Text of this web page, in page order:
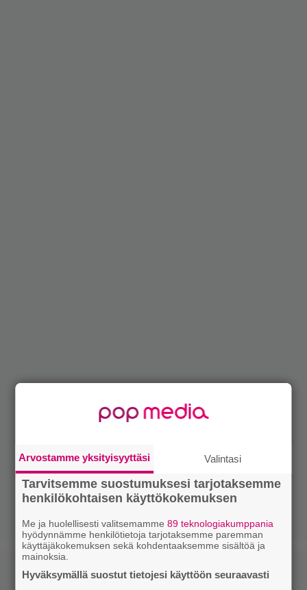
Arvostamme yksityisyyttäsi Valintasi
Tarvitsemme suostumuksesi tarjotaksemme
henkilökohtaisen käyttökokemuksen
Me ja huolellisesti valitsemamme89 teknologiakumppania
hyödynnämme henkilötietoja tarjotaksemme paremman
käyttäjäkokemuksen sekä kohdentaaksemme sisältöä ja
mainoksia.
Hyväksymällä suostut tietojesi käyttöön seuraavasti